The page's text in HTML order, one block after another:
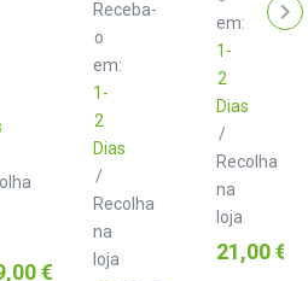
€
Receba-
o
em:
1-
2
Dias
/
Recolha
na
loja
em:
1-
2
Dias
/
Recolha
na
loja
Preço
21,00 €